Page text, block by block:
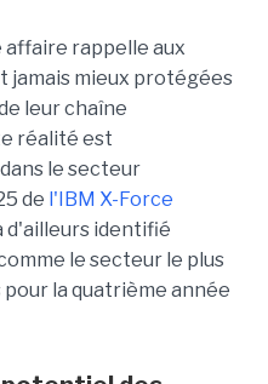
affaire rappelle aux
jamais mieux protégées
leur chaîne
réalité est
le secteur
de l'IBM X-Force
d'ailleurs identifié
le secteur le plus
la quatrième année